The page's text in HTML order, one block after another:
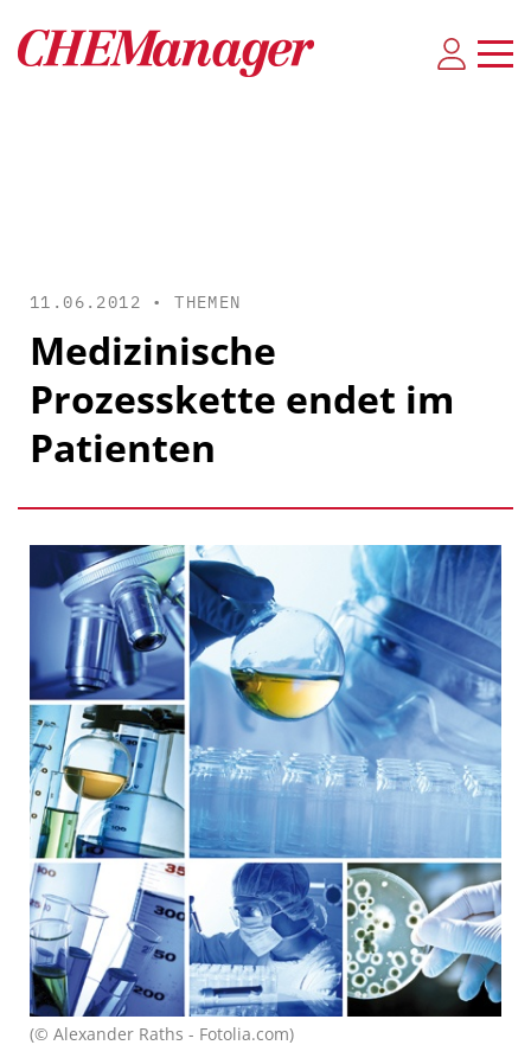
11.06.2012 •THEMEN
Medizinische
Prozesskette endet im
Patienten
(© Alexander Raths - Fotolia.com)